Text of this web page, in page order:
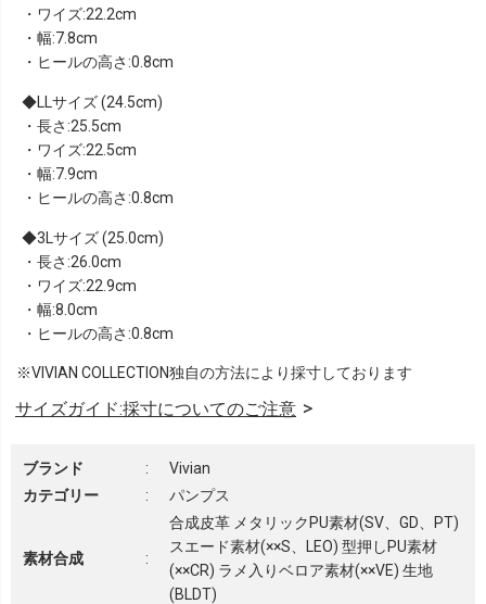
・ワイズ:22.2cm
・幅:7.8cm
・ヒールの高さ:0.8cm
LLサイズ (24.5cm)
・長さ:25.5cm
・ワイズ:22.5cm
・幅:7.9cm
・ヒールの高さ:0.8cm
3Lサイズ (25.0cm)
・長さ:26.0cm
・ワイズ:22.9cm
・幅:8.0cm
・ヒールの高さ:0.8cm
※VIVIAN COLLECTION独自の方法により採寸しております
サイズガイド:採寸についてのご注意
ブランド :
Vivian
カテゴリー
: パンプス
素材合成 :
合成皮革 メタリックPU素材(SV、GD、PT)
スエード素材(××S、LEO) 型押しPU素材
(××CR) ラメ入りベロア素材(××VE) 生地
(BLDT)